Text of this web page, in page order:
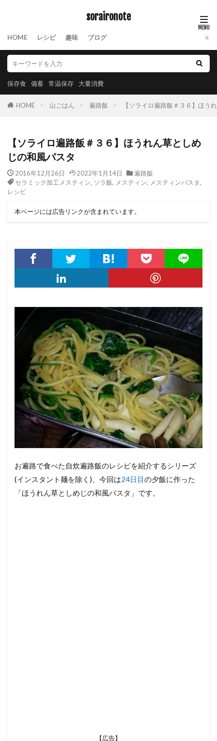
soraironote
HOME レシピ 趣味 ブログ
保存食 備蓄 常温保存 大量消費
HOME 山ごはん 遍路飯 【ソライロ遍路飯＃３６】ほう
【ソライロ遍路飯＃３６】ほうれん草としめ
じの和風パスタ
2016年12月26日 2022年1月14日
遍路飯
セラミック加工メスティン, ソラ飯, メスティン, メスティンパスタ,
レシピ
本ページには広告リンクが含まれています。
お遍路で食べた自炊遍路飯のレシピを紹介するシリーズ
(インスタント麺を除く)、今回は24日目の夕飯に作った
「ほうれん草としめじの和風パスタ」です。
【広告】